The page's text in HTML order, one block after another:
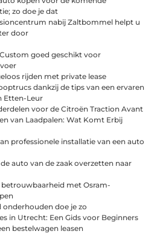
zo doe je dat
nabij Zaltbommel helpt u
door
goed geschikt voor
rijden met private lease
dankzij de tips van een ervaren
Etten-Leur
voor de Citroën Traction Avant
van Laadpalen: Wat Komt Erbij
professionele installatie van een auto
auto van de zaak overzetten naar
met Osram-
onderhouden doe je zo
in Utrecht: Een Gids voor Beginners
bestelwagen leasen